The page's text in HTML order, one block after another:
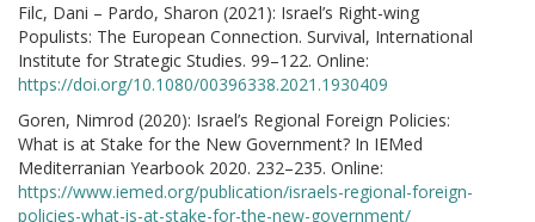
Filc, Dani – Pardo, Sharon (2021): Israel’s Right-wing
Populists: The European Connection. Survival, International
Institute for Strategic Studies. 99–122. Online:
https://doi.org/10.1080/00396338.2021.1930409
Goren, Nimrod (2020): Israel’s Regional Foreign Policies:
What is at Stake for the New Government? In IEMed
Mediterranian Yearbook 2020. 232–235. Online:
https://www.iemed.org/publication/israels-regional-foreign-
policies-what-is-at-stake-for-the-new-government/